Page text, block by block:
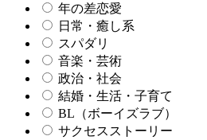
年の差恋愛
日常・癒し系
スパダリ
音楽・芸術
政治・社会
結婚・生活・子育て
BL（ボーイズラブ）
サクセスストーリー